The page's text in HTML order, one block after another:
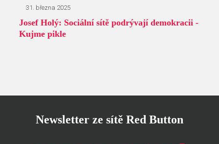
31. března 2025
Josef Holý: Sociální sítě podrývají demokracii -
Kujme pikle
Newsletter ze sítě Red Button